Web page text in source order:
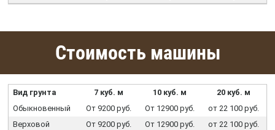
Стоимость машины
Вид грунта 7 куб. м 10 куб. м
20 куб. м
Обыкновенный
От 9200 руб. От 12900 руб.
от 22 100 руб.
Верховой
От 9200 руб. От 12900 руб.
от 22 100 руб.